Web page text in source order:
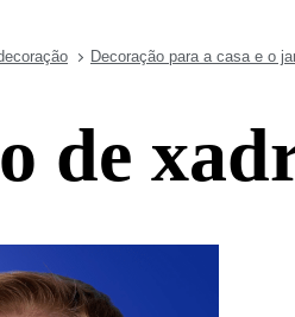
Decoração para a casa e o
de